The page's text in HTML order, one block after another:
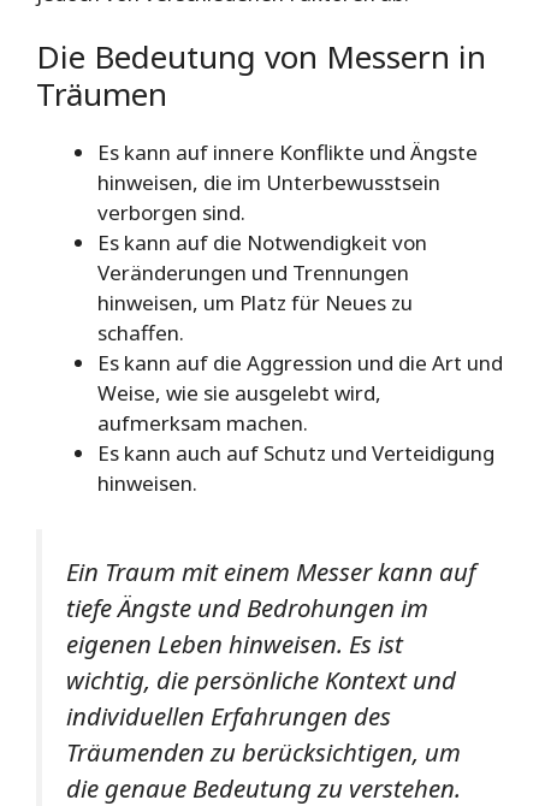
Die Bedeutung von Messern in
Träumen
Es kann auf innere Konflikte und Ängste
hinweisen, die im Unterbewusstsein
verborgen sind.
Es kann auf die Notwendigkeit von
Veränderungen und Trennungen
hinweisen, um Platz für Neues zu
schaffen.
Es kann auf die Aggression und die Art und
Weise, wie sie ausgelebt wird,
aufmerksam machen.
Es kann auch auf Schutz und Verteidigung
hinweisen.
Ein Traum mit einem Messer kann auf
tiefe Ängste und Bedrohungen im
eigenen Leben hinweisen. Es ist
wichtig, die persönliche Kontext und
individuellen Erfahrungen des
Träumenden zu berücksichtigen, um
die genaue Bedeutung zu verstehen.